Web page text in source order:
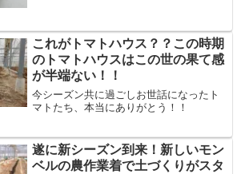
これがトマトハウス？？この時期
のトマトハウスはこの世の果て感
が半端ない！！
今シーズン共に過ごしお世話になったト
マトたち、本当にありがとう！！
遂に新シーズン到来！新しいモン
ベルの農作業着で土づくりがスタ